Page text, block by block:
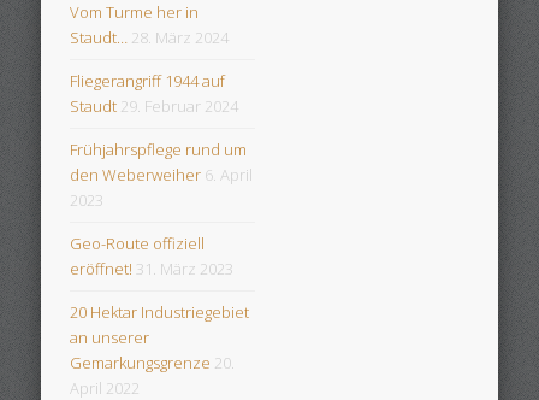
Vom Turme her in
Staudt… 28. März 2024
Fliegerangriff 1944 auf
Staudt 29. Februar 2024
Frühjahrspflege rund um
den Weberweiher 6. April
2023
Geo-Route offiziell
eröffnet! 31. März 2023
20 Hektar Industriegebiet
an unserer
Gemarkungsgrenze 20.
April 2022